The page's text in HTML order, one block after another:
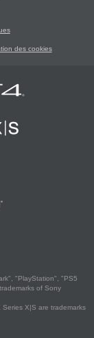
des cookies
"PlayStation", "PS5
of Sony
X|S are trademarks